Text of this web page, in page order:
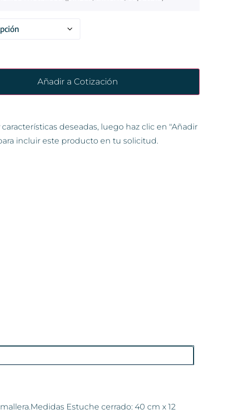
Añadir a Cotización
deseadas, luego haz clic en "Añadir
incluir este producto en tu solicitud.
Estuche cerrado: 40 cm x 12